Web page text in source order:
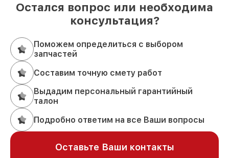
Остался вопрос или необходима
консультация?
Поможем определиться с выбором
запчастей
Составим точную смету работ
Выдадим персональный гарантийный
талон
Подробно ответим на все Ваши вопросы
Оставьте Ваши контакты